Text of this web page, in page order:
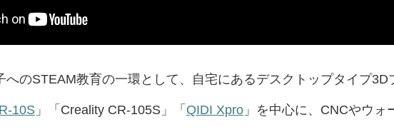
へのSTEAM教育の一環として、自宅にあるデスクトップタイプ3D
10S 」「Creality CR-105S」「 QIDI Xpro 」を中心に、CNCやウォ